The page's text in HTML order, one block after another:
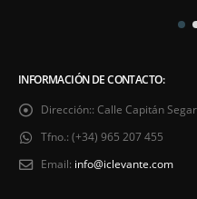
INFORMACIÓN DE CONTACTO:
Dirección:: Calle Capitán
Tfno.: (+34) 965 207 455
Email: info@iclevante.com